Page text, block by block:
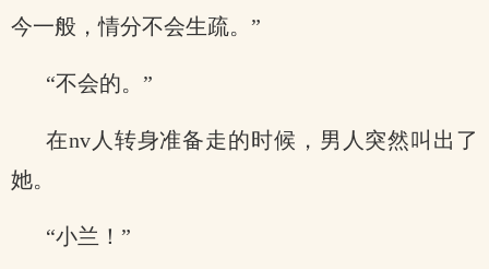
今一般，情分不会生疏。”
“不会的。”
在nv人转身准备走的时候，男人突然叫出了
她。
“小兰！”